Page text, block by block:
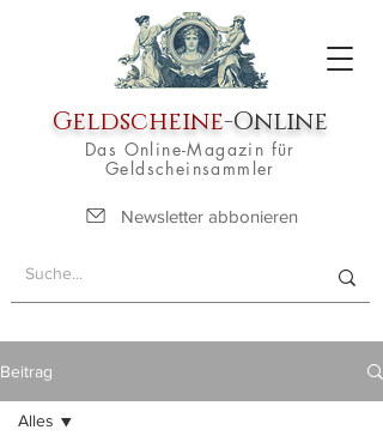
Geldscheine-Online
Das Online-Magazin für
Geldscheinsammler
Newsletter abbonieren
Beitrag
Alles